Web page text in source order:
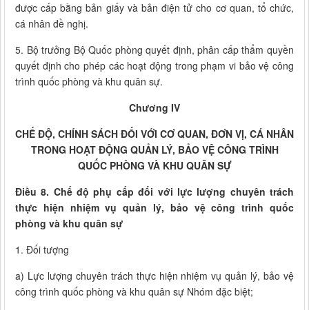
được cấp bằng bản giấy và bản điện tử cho cơ quan, tổ chức,
cá nhân đề nghị.
5. Bộ trưởng Bộ Quốc phòng quyết định, phân cấp thẩm quyền
quyết định cho phép các hoạt động trong phạm vi bảo vệ công
trình quốc phòng và khu quân sự.
Chương IV
CHẾ ĐỘ, CHÍNH SÁCH ĐỐI VỚI CƠ QUAN, ĐƠN VỊ, CÁ NHÂN
TRONG HOẠT ĐỘNG QUẢN LÝ, BẢO VỆ CÔNG TRÌNH
QUỐC PHÒNG VÀ KHU QUÂN SỰ
Điều 8. Chế độ phụ cấp đối với lực lượng chuyên trách
thực hiện nhiệm vụ quản lý, bảo vệ công trình quốc
phòng và khu quân sự
1. Đối tượng
a) Lực lượng chuyên trách thực hiện nhiệm vụ quản lý, bảo vệ
công trình quốc phòng và khu quân sự Nhóm đặc biệt;